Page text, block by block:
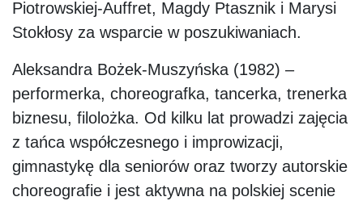
Piotrowskiej-Auffret, Magdy Ptasznik i Marysi
Stokłosy za wsparcie w poszukiwaniach.
Aleksandra Bożek-Muszyńska (1982) –
performerka, choreografka, tancerka, trenerka
biznesu, filolożka. Od kilku lat prowadzi zajęcia
z tańca współczesnego i improwizacji,
gimnastykę dla seniorów oraz tworzy autorskie
choreografie i jest aktywna na polskiej scenie